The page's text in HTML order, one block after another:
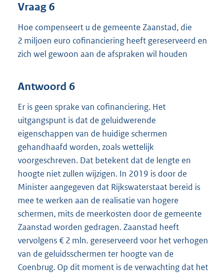
Vraag 6
Hoe compenseert u de gemeente Zaanstad, die
2 miljoen euro cofinanciering heeft gereserveerd en
zich wel gewoon aan de afspraken wil houden
Antwoord 6
Er is geen sprake van cofinanciering. Het
uitgangspunt is dat de geluidwerende
eigenschappen van de huidige schermen
gehandhaafd worden, zoals wettelijk
voorgeschreven. Dat betekent dat de lengte en
hoogte niet zullen wijzigen. In 2019 is door de
Minister aangegeven dat Rijkswaterstaat bereid is
mee te werken aan de realisatie van hogere
schermen, mits de meerkosten door de gemeente
Zaanstad worden gedragen. Zaanstad heeft
vervolgens € 2 mln. gereserveerd voor het verhogen
van de geluidsschermen ter hoogte van de
Coenbrug. Op dit moment is de verwachting dat het